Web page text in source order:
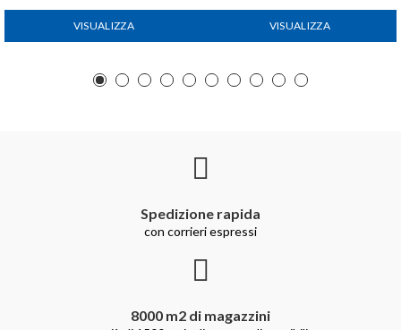
VISUALIZZA VISUALIZZA
Spedizione rapida
con corrieri espressi
8000 m2 di magazzini